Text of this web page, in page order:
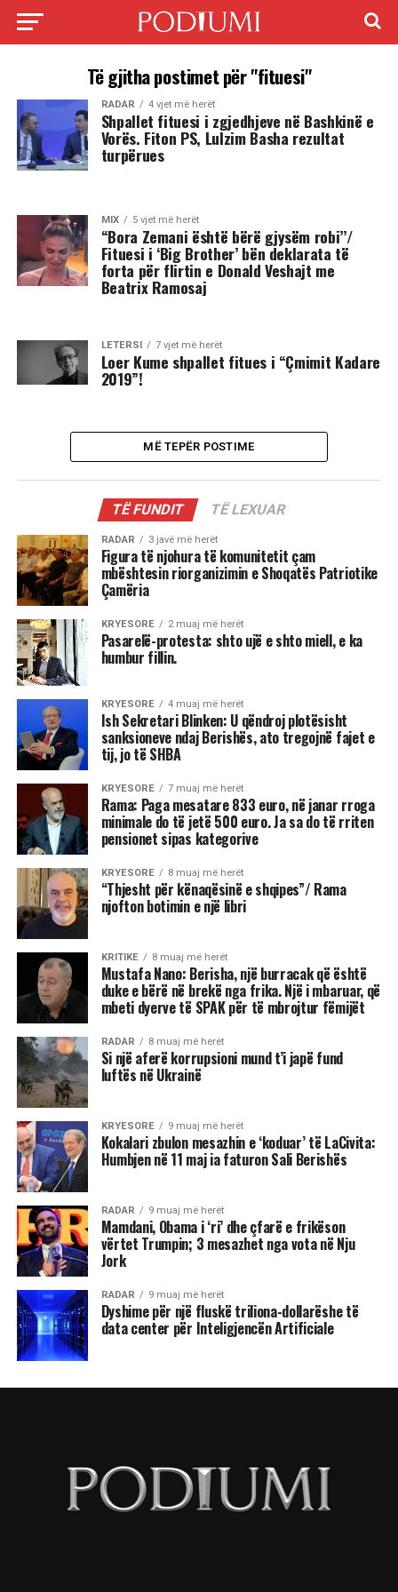
Të gjitha postimet për "fituesi"
RADAR 4 vjet më herët
Shpallet fituesi i zgjedhjeve në Bashkinë e
Vorës. Fiton PS, Lulzim Basha rezultat
turpërues
MIX 5 vjet më herët
“Bora Zemani është bërë gjysëm robi’’/
Fituesi i ‘Big Brother’ bën deklarata të
forta për flirtin e Donald Veshajt me
Beatrix Ramosaj
LETERSI 7 vjet më herët
Loer Kume shpallet fitues i “Çmimit Kadare
2019”!
MË TEPËR POSTIME
TË FUNDIT TË LEXUAR
RADAR 3 javë më herët
Figura të njohura të komunitetit çam
mbështesin riorganizimin e Shoqatës Patriotike
Çamëria
KRYESORE 2 muaj më herët
Pasarelë-protesta: shto ujë e shto miell, e ka
humbur fillin.
KRYESORE 4 muaj më herët
Ish Sekretari Blinken: U qëndroj plotësisht
sanksioneve ndaj Berishës, ato tregojnë fajet e
tij, jo të SHBA
KRYESORE 7 muaj më herët
Rama: Paga mesatare 833 euro, në janar rroga
minimale do të jetë 500 euro. Ja sa do të rriten
pensionet sipas kategorive
KRYESORE 8 muaj më herët
“Thjesht për kënaqësinë e shqipes”/ Rama
njofton botimin e një libri
KRITIKE 8 muaj më herët
Mustafa Nano: Berisha, një burracak që është
duke e bërë në brekë nga frika. Një i mbaruar, që
mbeti dyerve të SPAK për të mbrojtur fëmijët
RADAR 8 muaj më herët
Si një aferë korrupsioni mund t’i japë fund
luftës në Ukrainë
KRYESORE 9 muaj më herët
Kokalari zbulon mesazhin e ‘koduar’ të LaCivita:
Humbjen në 11 maj ia faturon Sali Berishës
RADAR 9 muaj më herët
Mamdani, Obama i ‘ri’ dhe çfarë e frikëson
vërtet Trumpin; 3 mesazhet nga vota në Nju
Jork
RADAR 9 muaj më herët
Dyshime për një fluskë triliona-dollarëshe të
data center për Inteligjencën Artificiale